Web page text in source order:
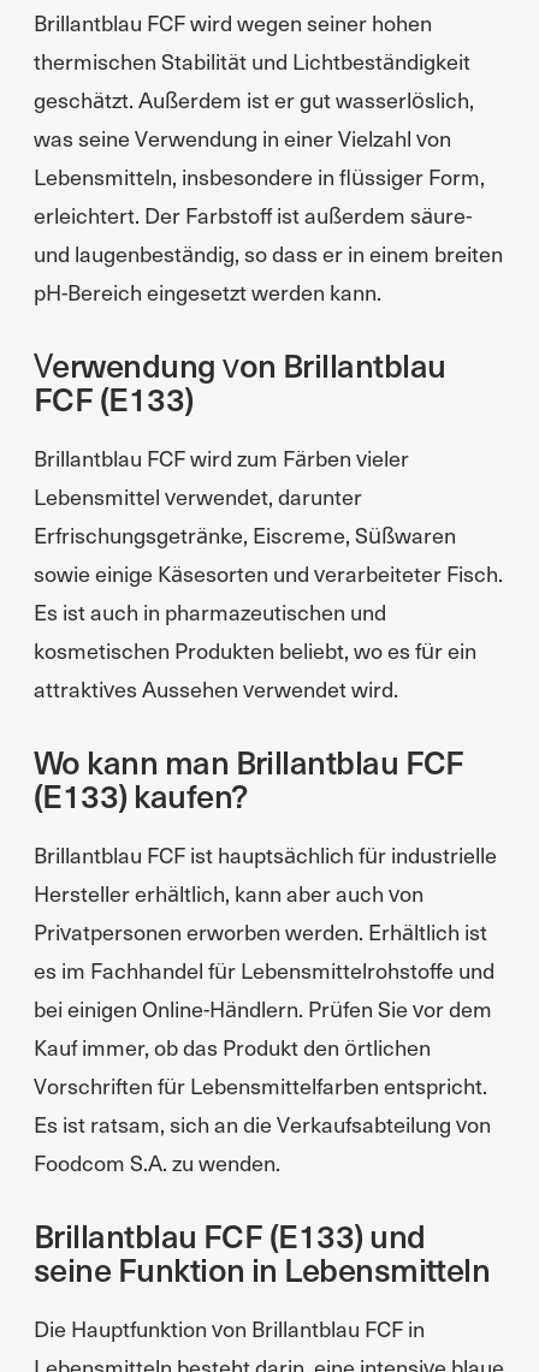
Brillantblau FCF wird wegen seiner hohen
thermischen Stabilität und Lichtbeständigkeit
geschätzt. Außerdem ist er gut wasserlöslich,
was seine Verwendung in einer Vielzahl von
Lebensmitteln, insbesondere in flüssiger Form,
erleichtert. Der Farbstoff ist außerdem säure-
und laugenbeständig, so dass er in einem breiten
pH-Bereich eingesetzt werden kann.
Verwendung von Brillantblau
FCF (E133)
Brillantblau FCF wird zum Färben vieler
Lebensmittel verwendet, darunter
Erfrischungsgetränke, Eiscreme, Süßwaren
sowie einige Käsesorten und verarbeiteter Fisch.
Es ist auch in pharmazeutischen und
kosmetischen Produkten beliebt, wo es für ein
attraktives Aussehen verwendet wird.
Wo kann man Brillantblau FCF
(E133) kaufen?
Brillantblau FCF ist hauptsächlich für industrielle
Hersteller erhältlich, kann aber auch von
Privatpersonen erworben werden. Erhältlich ist
es im Fachhandel für Lebensmittelrohstoffe und
bei einigen Online-Händlern. Prüfen Sie vor dem
Kauf immer, ob das Produkt den örtlichen
Vorschriften für Lebensmittelfarben entspricht.
Es ist ratsam, sich an die Verkaufsabteilung von
Foodcom S.A. zu wenden.
Brillantblau FCF (E133) und
seine Funktion in Lebensmitteln
Die Hauptfunktion von Brillantblau FCF in